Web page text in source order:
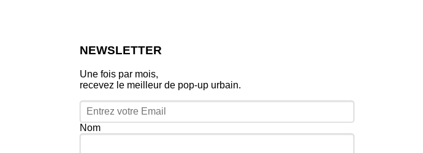
NEWSLETTER
Une fois par mois,
recevez le meilleur de pop‑up urbain.
Nom